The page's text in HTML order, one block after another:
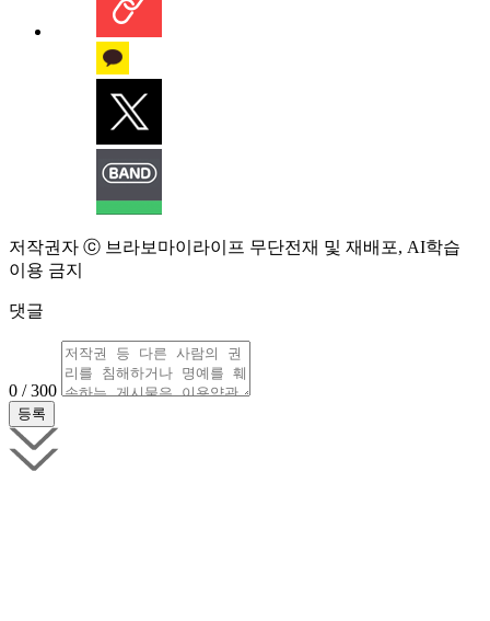
저작권자 ⓒ 브라보마이라이프 무단전재 및 재배포, AI학습
이용 금지
댓글
0 / 300